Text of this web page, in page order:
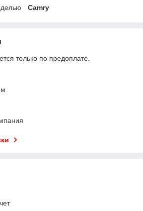
Camry
только по предоплате.